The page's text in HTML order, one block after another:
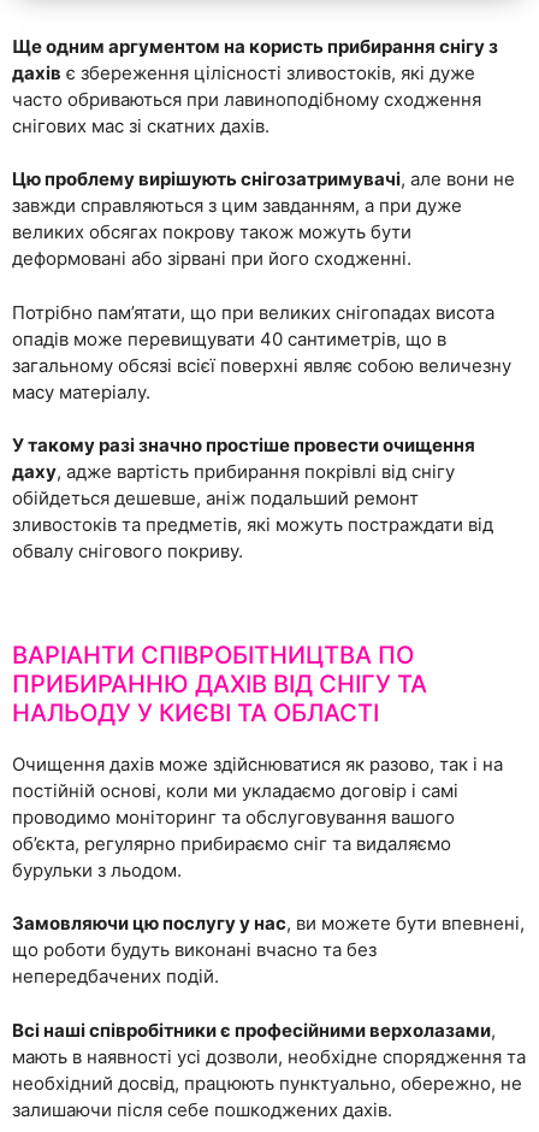
Ще одним аргументом на користь прибирання снігу з
дахів є збереження цілісності зливостоків, які дуже
часто обриваються при лавиноподібному сходження
снігових мас зі скатних дахів.
Цю проблему вирішують снігозатримувачі, але вони не
завжди справляються з цим завданням, а при дуже
великих обсягах покрову також можуть бути
деформовані або зірвані при його сходженні.
Потрібно пам’ятати, що при великих снігопадах висота
опадів може перевищувати 40 сантиметрів, що в
загальному обсязі всієї поверхні являє собою величезну
масу матеріалу.
У такому разі значно простіше провести очищення
даху, адже вартість прибирання покрівлі від снігу
обійдеться дешевше, аніж подальший ремонт
зливостоків та предметів, які можуть постраждати від
обвалу снігового покриву.
ВАРІАНТИ СПІВРОБІТНИЦТВА ПО
ПРИБИРАННЮ ДАХІВ ВІД СНІГУ ТА
НАЛЬОДУ У КИЄВІ ТА ОБЛАСТІ
Очищення дахів може здійснюватися як разово, так і на
постійній основі, коли ми укладаємо договір і самі
проводимо моніторинг та обслуговування вашого
об’єкта, регулярно прибираємо сніг та видаляємо
бурульки з льодом.
Замовляючи цю послугу у нас, ви можете бути впевнені,
що роботи будуть виконані вчасно та без
непередбачених подій.
Всі наші співробітники є професійними верхолазами,
мають в наявності усі дозволи, необхідне спорядження та
необхідний досвід, працюють пунктуально, обережно, не
залишаючи після себе пошкоджених дахів.